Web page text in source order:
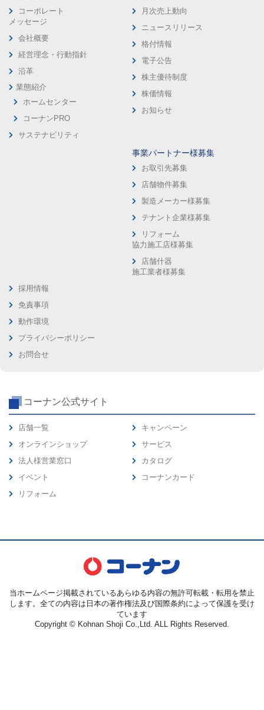
コーポレート
メッセージ
会社概要
経営理念・行動指針
沿革
業態紹介
ホームセンター
コーナンPRO
サステナビリティ
月次売上動向
ニュースリリース
格付情報
電子公告
株主優待制度
株価情報
お知らせ
事業パートナー様募集
お取引先募集
店舗物件募集
製造メーカー様募集
テナント企業様募集
リフォーム
協力施工店様募集
店舗什器
施工業者様募集
採用情報
免責事項
動作環境
プライバシーポリシー
お問合せ
コーナン公式サイト
店舗一覧
オンラインショップ
法人様営業窓口
イベント
リフォーム
キャンペーン
サービス
カタログ
コーナンカード
当ホームページ掲載されているあらゆる内容の無許可転載・転用を禁止
します。全ての内容は日本の著作権法及び国際条約によって保護を受け
ています
Copyright © Kohnan Shoji Co.,Ltd. ALL Rights Reserved.